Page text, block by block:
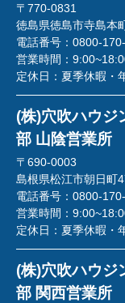
〒770-0831
徳島県徳島市寺島本
電話番号： 0800-
営業時間：
定休日： 夏季休暇・
(株)穴吹ハウジ
部 山陰営業所
〒690-0003
島根県松江市朝日町
電話番号： 0800-
営業時間：
定休日： 夏季休暇・
(株)穴吹ハウジ
部 関西営業所